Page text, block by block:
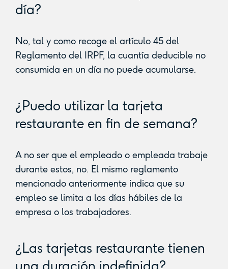
día?
No, tal y como recoge el artículo 45 del
Reglamento del IRPF, la cuantía deducible no
consumida en un día no puede acumularse.
¿Puedo utilizar la tarjeta
restaurante en fin de semana?
A no ser que el empleado o empleada trabaje
durante estos, no. El mismo reglamento
mencionado anteriormente indica que su
empleo se limita a los días hábiles de la
empresa o los trabajadores.
¿Las tarjetas restaurante tienen
una duración indefinida?